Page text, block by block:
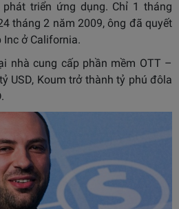
triển ứng dụng. Chỉ 1 tháng
tháng 2 năm 2009, ông đã quyết
ở California.
nhà cung cấp phần mềm OTT –
USD, Koum trở thành tỷ phú đôla